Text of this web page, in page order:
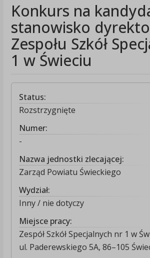
Konkurs na
stanowisko
Zespołu Szkół
1 w Świeciu
Status:
Rozstrzygnięte
Numer:
-
Nazwa jednostki zlecającej:
Zarząd Powiatu Świeckiego
Wydział:
Inny / nie dotyczy
Miejsce pracy:
Zespół Szkół Specjalnych nr 1 w
ul. Paderewskiego 5A, 86–105